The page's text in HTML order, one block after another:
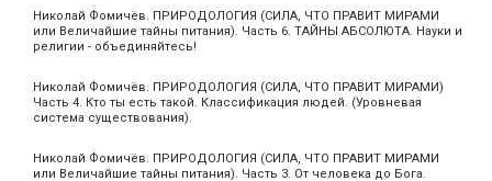
Николай Фомичёв. ПРИРОДОЛОГИЯ (СИЛА, ЧТО ПРАВИТ МИРАМИ
или Величайшие тайны питания). Часть 6. ТАЙНЫ АБСОЛЮТА. Науки и
религии - объединяйтесь!
Николай Фомичёв. ПРИРОДОЛОГИЯ (СИЛА, ЧТО ПРАВИТ МИРАМИ)
Часть 4. Кто ты есть такой. Классификация людей. (Уровневая
система существования).
Николай Фомичёв. ПРИРОДОЛОГИЯ (СИЛА, ЧТО ПРАВИТ МИРАМИ
или Величайшие тайны питания). Часть 3. От человека до Бога.